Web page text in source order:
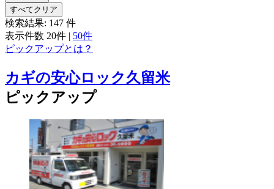
すべてクリア
検索結果: 147 件
表示件数 20件 | 50件
ピックアップとは？
カギの安心ロック久留米
ピックアップ